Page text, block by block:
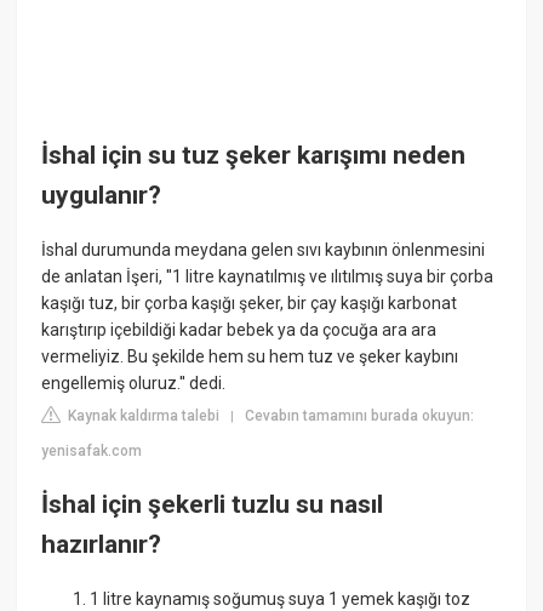
İshal için su tuz şeker karışımı neden
uygulanır?
İshal durumunda meydana gelen sıvı kaybının önlenmesini
de anlatan İşeri, ''1 litre kaynatılmış ve ılıtılmış suya bir çorba
kaşığı tuz, bir çorba kaşığı şeker, bir çay kaşığı karbonat
karıştırıp içebildiği kadar bebek ya da çocuğa ara ara
vermeliyiz. Bu şekilde hem su hem tuz ve şeker kaybını
engellemiş oluruz.'' dedi.
Kaynak kaldırma talebi |Cevabın tamamını burada okuyun:
yenisafak.com
İshal için şekerli tuzlu su nasıl
hazırlanır?
1 litre kaynamış soğumuş suya 1 yemek kaşığı toz